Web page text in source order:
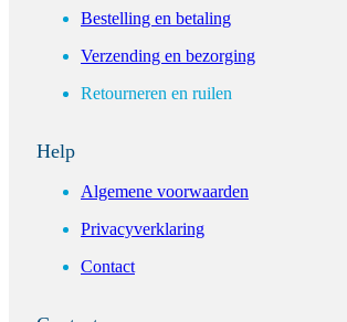
Bestelling en betaling
Verzending en bezorging
Retourneren en ruilen
Help
Algemene voorwaarden
Privacyverklaring
Contact